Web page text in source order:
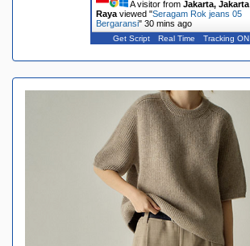
A visitor from Jakarta, Jakarta
Rayaviewed "Seragam Rok jeans 05
Bergaransi" 30 mins ago
Get Script Real Time Tracking ON